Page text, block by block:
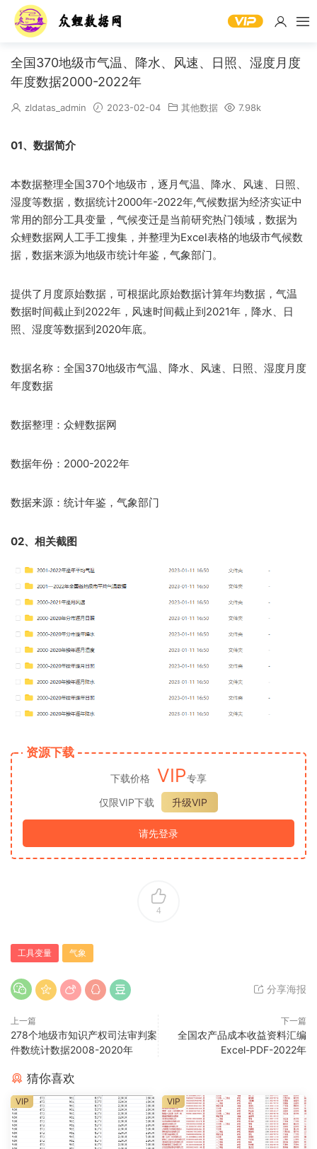
全国370地级市气温、降水、风速、日照、湿度月度
年度数据2000-2022年
zldatas_admin 2023-02-04 其他数据 7.98k
01、数据简介
本数据整理全国370个地级市，逐月气温、降水、风速、日照、
湿度等数据，数据统计2000年-2022年,气候数据为经济实证中
常用的部分工具变量，气候变迁是当前研究热门领域，数据为
众鲤数据网人工手工搜集，并整理为Excel表格的地级市气候数
据，数据来源为地级市统计年鉴，气象部门。
​提供了月度原始数据，可根据此原始数据计算年均数据，气温
数据时间截止到2022年，风速时间截止到2021年，降水、日
照、湿度等数据到2020年底​。
数据名称：全国370地级市气温、降水、风速、日照、湿度月度
年度数据
数据整理：众鲤数据网
数据年份：2000-2022年
数据来源：统计年鉴，气象部门
02、相关截图
资源下载
下载价格 VIP专享
仅限VIP下载
升级VIP
请先登录
4
工具变量 气象
分享海报
上一篇
278个地级市知识产权司法审判案
件数统计数据2008-2020年
下一篇
全国农产品成本收益资料汇编
Excel-PDF-2022年
猜你喜欢
VIP VIP